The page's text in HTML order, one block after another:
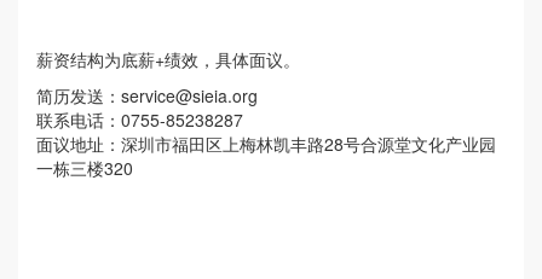
薪资结构为底薪+绩效，具体面议。
简历发送： service@sieia.org
联系电话：0755-85238287
面议地址：深圳市福田区上梅林凯丰路28号合源堂文化产业园
一栋三楼320